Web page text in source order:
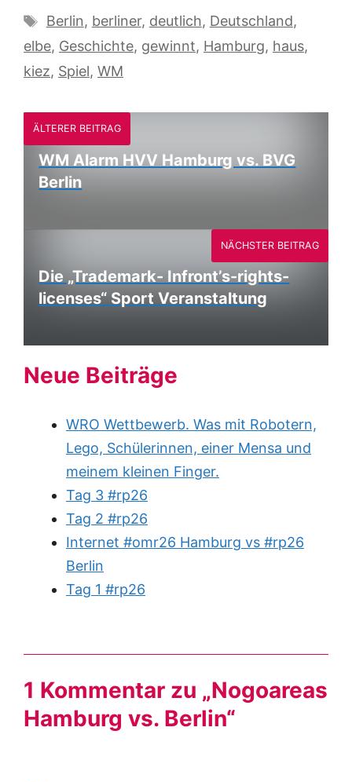
Schlagwörter
Berlin, berliner, deutlich, Deutschland,
elbe, Geschichte, gewinnt, Hamburg, haus,
kiez, Spiel, WM
ÄLTERER BEITRAG
WM Alarm HVV Hamburg vs. BVG
Berlin
Die „Trademark- Infront’s-rights-
licenses“ Sport Veranstaltung
NÄCHSTER BEITRAG
Neue Beiträge
WRO Wettbewerb. Was mit Robotern,
Lego, Schülerinnen, einer Mensa und
meinem kleinen Finger.
Tag 3 #rp26
Tag 2 #rp26
Internet #omr26 Hamburg vs #rp26
Berlin
Tag 1 #rp26
1 Kommentar zu „Nogoareas
Hamburg vs. Berlin“